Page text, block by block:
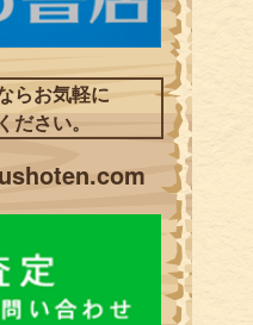
らお気軽に
ださい。